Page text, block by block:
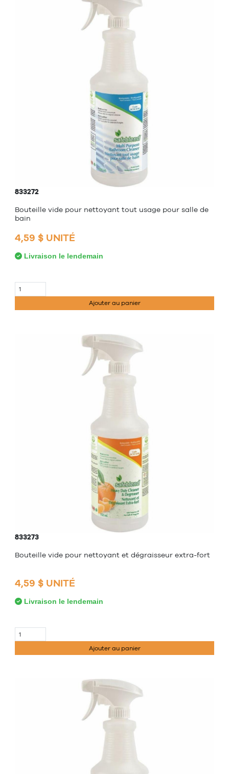
833272
Bouteille vide pour nettoyant tout usage pour salle de
bain
4,59 $ UNITÉ
Livraison le lendemain
Ajouter au panier
833273
Bouteille vide pour nettoyant et dégraisseur extra-fort
4,59 $ UNITÉ
Livraison le lendemain
Ajouter au panier